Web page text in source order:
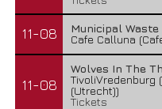
11-08
Municipal Waste
Cafe Calluna
11-08
Wolves In The
TivoliVredenburg
(Utrecht))
Tickets